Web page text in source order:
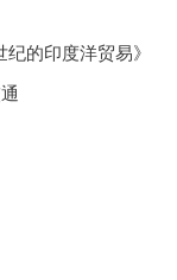
的印度洋贸易》